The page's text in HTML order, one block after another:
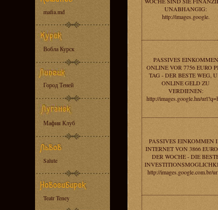
mafia.md
Вобла Курск
Город Теней
Мафия Клуб
Salute
Teatr Teney
UNABHANGIG:
http://images.google.
PASSIVES EINKOMMEN
ONLINE VOR 7756 EURO
TAG - DER BESTE WEG,
ONLINE GELD ZU
VERDIENEN:
http://images.google.hn/
PASSIVES EINKOMMEN
INTERNET VON 3866
DER WOCHE - DIE
http://images.google.com.br/